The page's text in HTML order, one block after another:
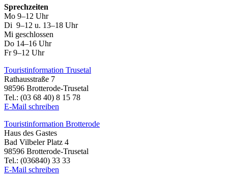
Sprechzeiten
Mo 9–12 Uhr
Di 9–12 u. 13–18 Uhr
Mi geschlossen
Do 14–16 Uhr
Fr 9–12 Uhr
Touristinformation Trusetal
Rathausstraße 7
98596 Brotterode-Trusetal
Tel.: (03 68 40) 8 15 78
E-Mail schreiben
Touristinformation Brotterode
Haus des Gastes
Bad Vilbeler Platz 4
98596 Brotterode-Trusetal
Tel.: (036840) 33 33
E-Mail schreiben